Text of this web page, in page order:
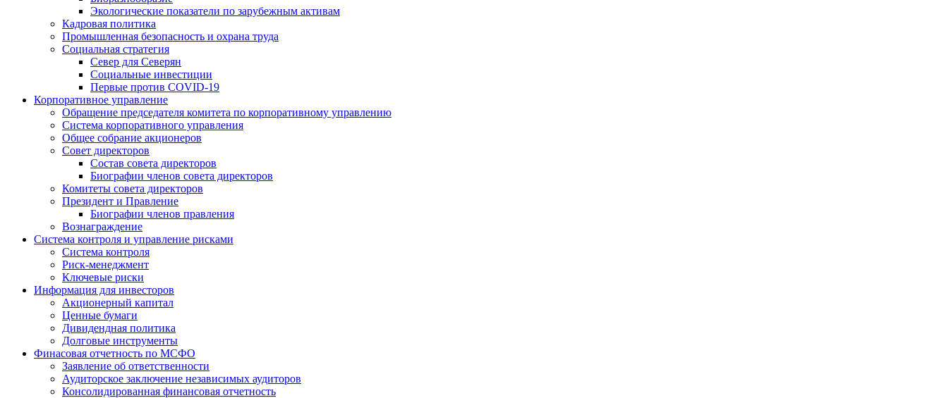
Экологические показатели по зарубежным активам
Кадровая политика
Промышленная безопасность и охрана труда
Социальная стратегия
Север для Северян
Социальные инвестиции
Первые против COVID‑19
Корпоративное управление
Обращение председателя комитета по корпоративному управлению
Система корпоративного управления
Общее собрание акционеров
Совет директоров
Состав совета директоров
Биографии членов совета директоров
Комитеты совета директоров
Президент и Правление
Биографии членов правления
Вознаграждение
Система контроля и управление рисками
Система контроля
Риск-менеджмент
Ключевые риски
Информация для инвесторов
Акционерный капитал
Ценные бумаги
Дивидендная политика
Долговые инструменты
Финасовая отчетность по МСФО
Заявление об ответственности
Аудиторское заключение независимых аудиторов
Консолидированная финансовая отчетность